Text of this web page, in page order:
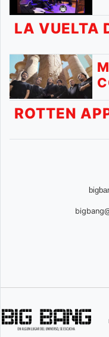
LA VUELTA
ROTTEN